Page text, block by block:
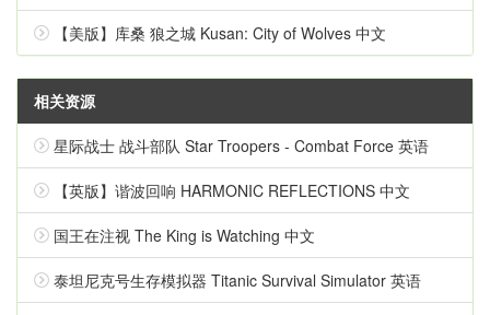
【美版】库桑 狼之城 Kusan: City of Wolves 中文
相关资源
星际战士 战斗部队 Star Troopers - Combat Force 英语
【英版】谐波回响 HARMONIC REFLECTIONS 中文
国王在注视 The King is Watching 中文
泰坦尼克号生存模拟器 Titanic Survival Simulator 英语